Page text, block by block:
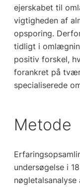
ejerskabet til
vigtigheden af
opsporing.
tidligt i
positiv forskel,
forankret på
specialiserede
Metode
undersøgelse i
nøgletalsanalyse